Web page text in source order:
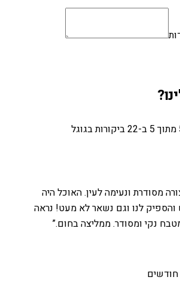
מתוך 5 ב- 22ביקורות בגוגל
מסודרת ונעימה לעין. האוכל היה
לנו וגם נשאר לא מעט! נראה
נקי ומסודר. ממליצה בחום.”